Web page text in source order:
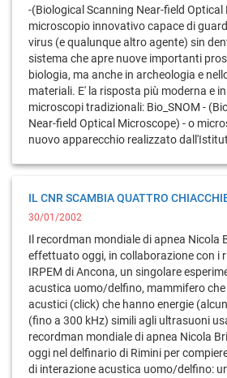
-(Biological Scanning Near-field Optical
microscopio innovativo capace di
virus (e qualunque altro agente) sin
sistema che apre nuove importanti
biologia, ma anche in archeologia e
materiali. E' la risposta più moderna e
microscopi tradizionali: Bio_SNOM -
Near-field Optical Microscope) - o
nuovo apparecchio realizzato
IL CNR SCAMBIA QUATTRO
30/01/2002
Il recordman mondiale di apnea Nicola
effettuato oggi, in collaborazione con i
IRPEM di Ancona, un singolare
acustica uomo/delfino, mammifero
acustici (click) che hanno energie
(fino a 300 kHz) simili agli ultrasuoni
recordman mondiale di apnea Nicola
oggi nel delfinario di Rimini per
di interazione acustica uomo/delfino: